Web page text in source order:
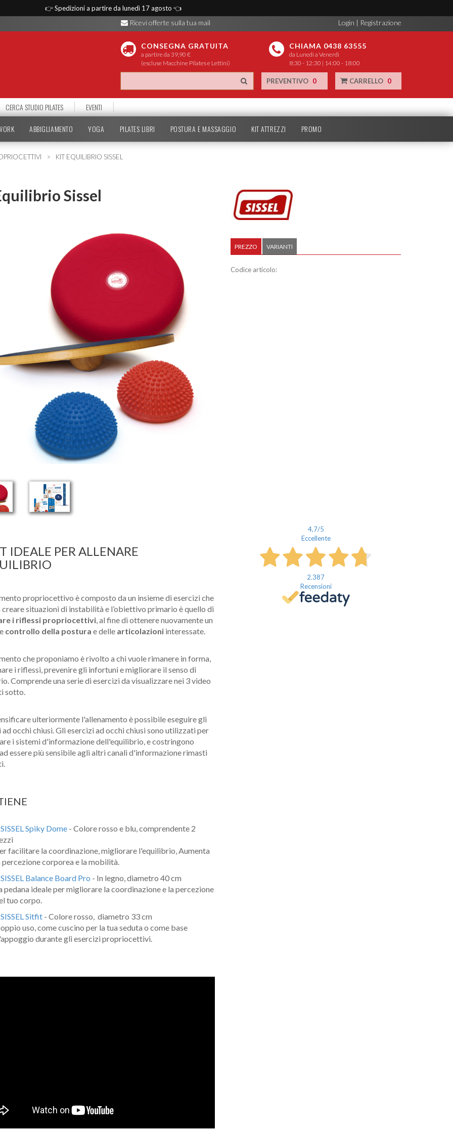
👉Spedizioni a partire da lunedì 17 agosto 👈
Ricevi offerte sulla tua mail Login | Registrazione
CONSEGNA GRATUITA
a partire da 39,90 €
(escluse Macchine Pilates e Lettini)
CHIAMA 0438 63555
da Lunedì a Venerdì
8:30 - 12:30 | 14:00 - 18:00
PREVENTIVO 0 CARRELLO 0
CERCA STUDIO PILATES EVENTI
ABBIGLIAMENTO YOGA PILATES LIBRI POSTURA E MASSAGGIO KIT ATTREZZI PROMO
KIT EQUILIBRIO SISSEL
Sissel
PREZZO VARIANTI
Codice articolo:
IDEALE PER ALLENARE
propriocettivo è composto da un insieme di esercizi che
creare situazioni di instabilità e l’obiettivo primario è quello di
i riflessi propriocettivi, al fine di ottenere nuovamente un
controllo della postura e delle articolazioni interessate.
che proponiamo è rivolto a chi vuole rimanere in forma,
i riflessi, prevenire gli infortuni e migliorare il senso di
Comprende una serie di esercizi da visualizzare nei 3 video
sotto.
ulteriormente l'allenamento è possibile eseguire gli
ad occhi chiusi. Gli esercizi ad occhi chiusi sono utilizzati per
i sistemi d'informazione dell'equilibrio, e costringono
essere più sensibile agli altri canali d'informazione rimasti
SISSEL Spiky Dome - Colore rosso e blu, comprendente 2
facilitare la coordinazione, migliorare l'equilibrio, Aumenta
percezione corporea e la mobilità.
Balance Board Pro - In legno, diametro 40 cm
pedana ideale per migliorare la coordinazione e la percezione
tuo corpo.
SISSEL Sitfit - Colore rosso, diametro 33 cm
uso, come cuscino per la tua seduta o come base
durante gli esercizi propriocettivi.
4,7/5
Eccellente
2.387
Recensioni